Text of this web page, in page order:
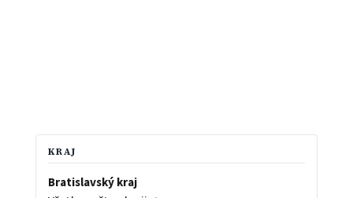
KRAJ
Bratislavský kraj